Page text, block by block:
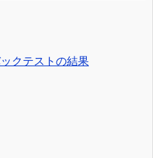
クテストの結果